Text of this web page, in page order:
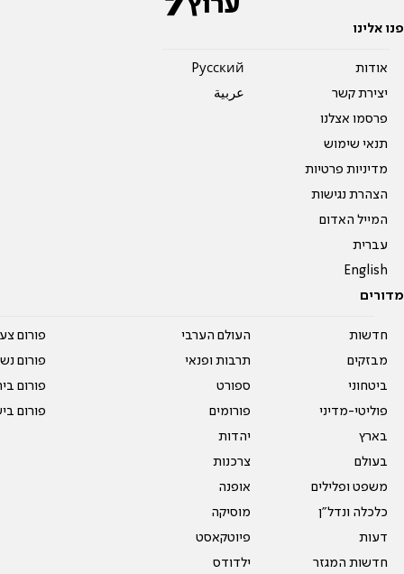
פנו אלינו
אודות
יצירת קשר
פרסמו אצלנו
תנאי שימוש
מדיניות פרטיות
הצהרת נגישות
המייל האדום
עברית
English
Pусский
عربية
מדורים
חדשות
מבזקים
ביטחוני
פוליטי-מדיני
בארץ
בעולם
משפט ופלילים
כלכלה ונדל"ן
דעות
חדשות המגזר
העולם הערבי
תרבות ופנאי
ספורט
פורומים
יהדות
צרכנות
אופנה
מוסיקה
פיוטקאסט
ילדודס
פורום
פורום
פורום
פורום